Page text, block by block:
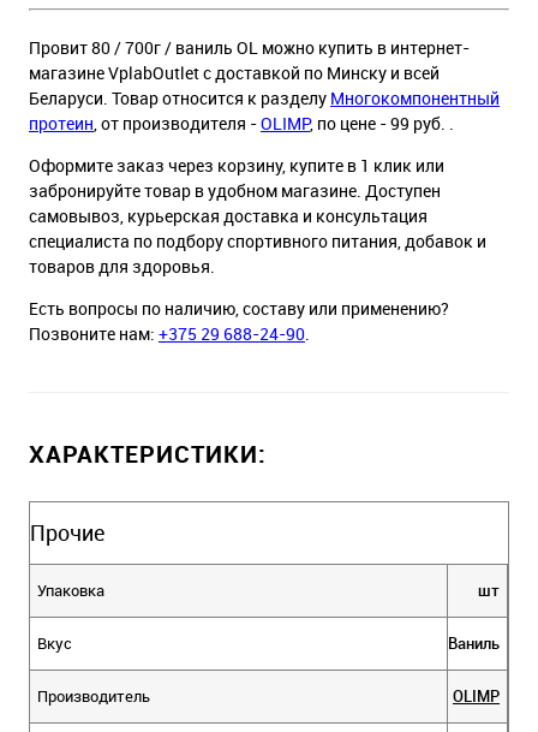
Провит 80 / 700г / ваниль OL можно купить в интернет-
магазине VplabOutlet с доставкой по Минску и всей
Беларуси. Товар относится к разделу Многокомпонентный
протеин, от производителя -OLIMP, по цене - 99 руб. .
Оформите заказ через корзину, купите в 1 клик или
забронируйте товар в удобном магазине. Доступен
самовывоз, курьерская доставка и консультация
специалиста по подбору спортивного питания, добавок и
товаров для здоровья.
Есть вопросы по наличию, составу или применению?
Позвоните нам: +375 29 688-24-90.
ХАРАКТЕРИСТИКИ:
Прочие
Упаковка шт
Вкус Ваниль
Производитель OLIMP